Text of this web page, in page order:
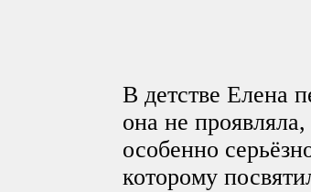
В детстве Елена
она не
особенно
которому